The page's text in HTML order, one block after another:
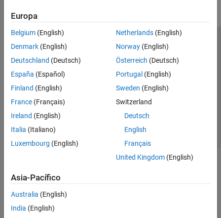
Reporting and Database Access
Systems Engineering
Code Generation
Verification, Validation, and Test
Cloud Capabilities
Teaching and Learning
Mathematics and Optimization
Signal Processing
Test and Measurement
RF and Mixed Signal
Wireless Communications
Europa
Belgium (English)
Denmark (English)
Deutschland (Deutsch)
España (Español)
Finland (English)
France (Français)
Ireland (English)
Italia (Italiano)
Luxembourg (English)
Netherlands(English)
Norway(English)
Österreich (Deutsch)
Portugal (English)
Sweden (English)
Switzerland
Deutsch
English
Français
United Kingdom(English)
Asia-Pacífico
Australia (English)
India (English)
Centro de confianza
Marcas comerciales
Política de privacidad
Antipiratería
Estado de las aplicaciones
Información de contacto
© 1994-2026 The MathWorks, Inc.